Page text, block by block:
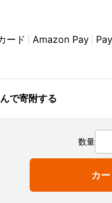
ード Amazon Pay
で寄附する
数量
カ